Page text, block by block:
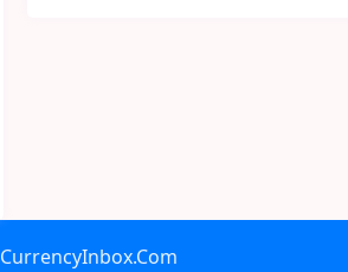
CurrencyInbox.Com